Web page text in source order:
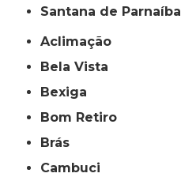
Santana de Parnaíba
Aclimação
Bela Vista
Bexiga
Bom Retiro
Brás
Cambuci